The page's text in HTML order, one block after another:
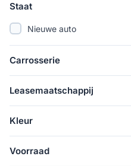
Staat
Nieuwe auto
Carrosserie
Leasemaatschappij
Kleur
Voorraad